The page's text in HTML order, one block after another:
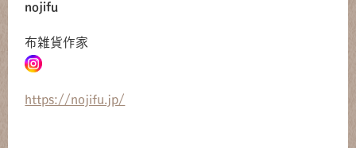
nojifu
布雑貨作家
https://nojifu.jp/